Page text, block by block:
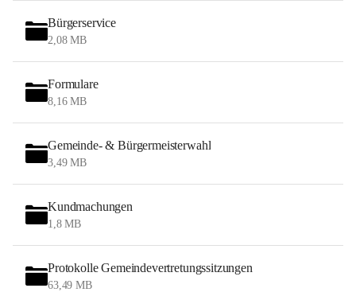
Bürgerservice
2,08 MB
Formulare
8,16 MB
Gemeinde- & Bürgermeisterwahl
3,49 MB
Kundmachungen
1,8 MB
Protokolle Gemeindevertretungssitzungen
63,49 MB